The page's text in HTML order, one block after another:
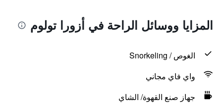
المزايا ووسائل الراحة في أزورا تولوم
الغوص / Snorkeling
واي فاي مجاني
جهاز صنع القهوة/ الشاي